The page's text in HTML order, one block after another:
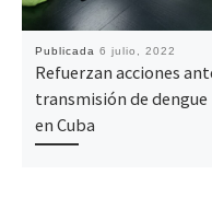
Publicada 6 julio, 2022
Refuerzan acciones
transmisión de dengue
en Cuba